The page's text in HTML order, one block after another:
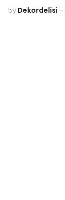
by Dekordelisi